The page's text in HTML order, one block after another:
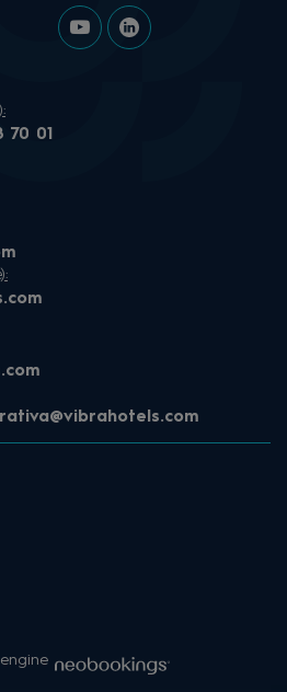
70 01